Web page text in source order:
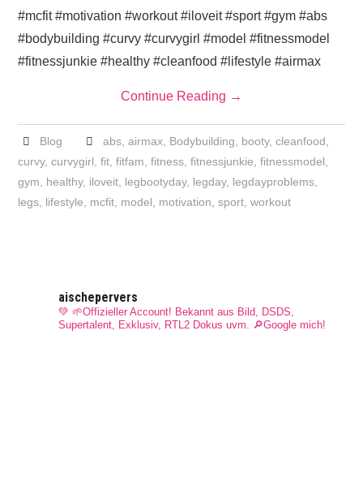
#mcfit #motivation #workout #iloveit #sport #gym #abs
#bodybuilding #curvy #curvygirl #model #fitnessmodel
#fitnessjunkie #healthy #cleanfood #lifestyle #airmax
Continue Reading →
Blog abs, airmax, Bodybuilding booty, cleanfood
curvy,curvygirl ,fit ,fitfam ,fitness ,fitnessjunkie ,fitnessmodel
gym
healthy, iloveit legbootyday, legday, legdayproblems
legs lifestyle mcfit model motivation ,sport ,workout
aischepervers
💚 🌱Offizieller Account! Bekannt aus Bild, DSDS,
Supertalent, Exklusiv, RTL2 Dokus uvm.
🔎Google mich!